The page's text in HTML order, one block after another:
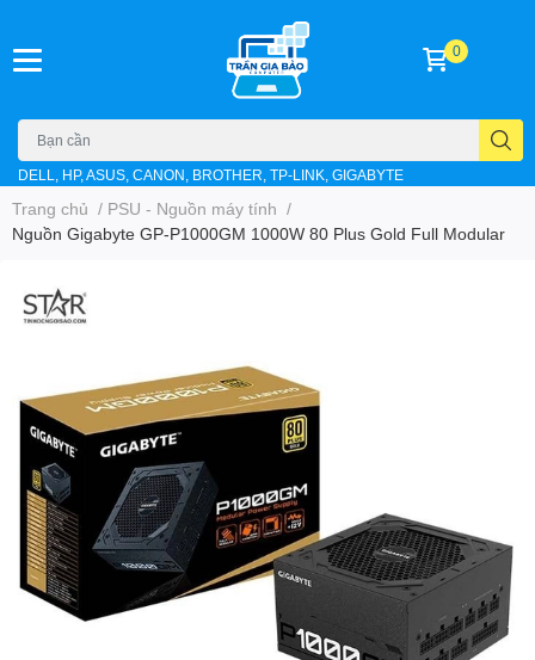
DELL, HP, ASUS, CANON, BROTHER, TP-LINK, GIGABYTE
0
Trang chủ / PSU - Nguồn máy tính /
Nguồn Gigabyte GP-P1000GM 1000W 80 Plus Gold Full Modular